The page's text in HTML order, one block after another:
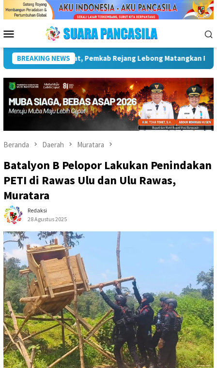
Menu
Mobile
BREAKING NEWS
Ke-81 Plt Bupati Hadiri Pemusnahan Barang Bukti 88
Beranda Daerah Muratara
Batalyon B Pelopor Lakukan Penindakan
PETI di Rawas Ulu dan Ulu Rawas,
Muratara
Redaksi
28 Agustus 2025